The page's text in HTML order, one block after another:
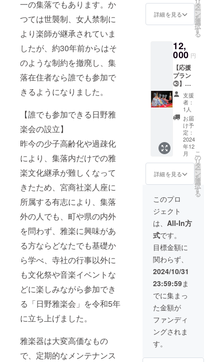
一の集落でもあります。か
つては世襲制、女人禁制に
より楽師が継承されていま
したが、約30年前からはそ
のような制約を撤廃し、集
落在住者なら誰でも参加で
きるようになりました。
【誰でも参加できる日野雅
楽会の設立】
昨今の少子高齢化や過疎化
により、集落内だけでの雅
楽文化継承が難しくなって
きたため、宮商社楽人座に
所属する有志により、集落
外の人でも、町や県の内外
を問わず、雅楽に興味があ
る方ならどなたでも基礎か
ら学べ、寺社の行事以外に
も文化祭や音楽イベントな
どに楽しみながら参加でき
る「日野雅楽会」を令和5年
に立ち上げました。
雅楽器は大変高価なもの
で、定期的なメンテナンス
「日野雅楽
会」を令和5
年に立ち上
皆様のお力
添えを、ど
うぞよろし
くお願いい
たします。
お届け
いたし
ます。
が主催
する雅
楽教室
で使用
でき
る、1年
間有効
の受講
パスを
お届け
しま
す。
（教室
受講時
は当会
所有の
雅楽器
だけま
詳細を見る
リ
タ
ー
ン
を
選
択
す
る
12,
000 円
【応援
プラン
③】
日野
雅楽会
より感
謝を込
めてお
礼の
メッ
セージ
をメー
ルにて
お届け
いたし
日野
雅楽会
が主催
する雅
楽教室
で使用
でき
る、1年
間有効
の受講
パスを
お届け
しま
す。
（教室
受講時
は当会
所有の
いいた
支援
者：
1人
お届
け予
定：
2024
年12
月
詳細を見る
こ
の
リ
タ
ー
ン
を
選
択
す
る
このプロ
ジェクト
は、 All-In方
式です。
目標金額に
関わらず、
2024/10/31
23:59:59ま
でに集まっ
た金額が
ファンディ
ングされま
す。